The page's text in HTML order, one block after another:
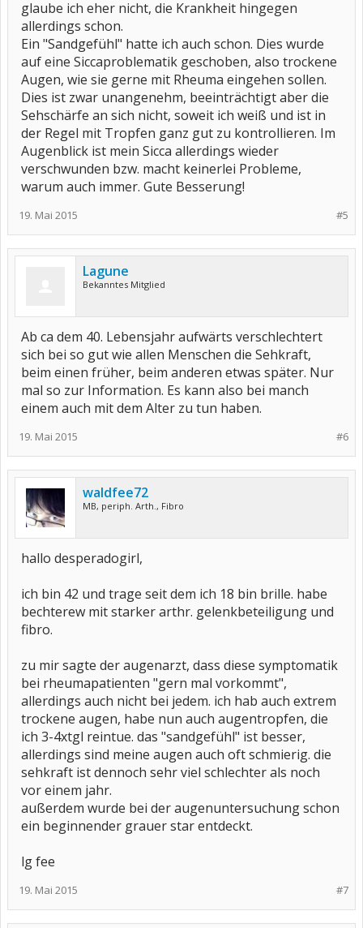
glaube ich eher nicht, die Krankheit hingegen
allerdings schon.
Ein "Sandgefühl" hatte ich auch schon. Dies wurde
auf eine Siccaproblematik geschoben, also trockene
Augen, wie sie gerne mit Rheuma eingehen sollen.
Dies ist zwar unangenehm, beeinträchtigt aber die
Sehschärfe an sich nicht, soweit ich weiß und ist in
der Regel mit Tropfen ganz gut zu kontrollieren. Im
Augenblick ist mein Sicca allerdings wieder
verschwunden bzw. macht keinerlei Probleme,
warum auch immer. Gute Besserung!
#5
19. Mai 2015
Lagune
Bekanntes Mitglied
Ab ca dem 40. Lebensjahr aufwärts verschlechtert
sich bei so gut wie allen Menschen die Sehkraft,
beim einen früher, beim anderen etwas später. Nur
mal so zur Information. Es kann also bei manch
einem auch mit dem Alter zu tun haben.
#6
19. Mai 2015
waldfee72
MB, periph. Arth., Fibro
hallo desperadogirl,
ich bin 42 und trage seit dem ich 18 bin brille. habe
bechterew mit starker arthr. gelenkbeteiligung und
fibro.
zu mir sagte der augenarzt, dass diese symptomatik
bei rheumapatienten "gern mal vorkommt",
allerdings auch nicht bei jedem. ich hab auch extrem
trockene augen, habe nun auch augentropfen, die
ich 3-4xtgl reintue. das "sandgefühl" ist besser,
allerdings sind meine augen auch oft schmierig. die
sehkraft ist dennoch sehr viel schlechter als noch
vor einem jahr.
außerdem wurde bei der augenuntersuchung schon
ein beginnender grauer star entdeckt.
lg fee
#7
19. Mai 2015